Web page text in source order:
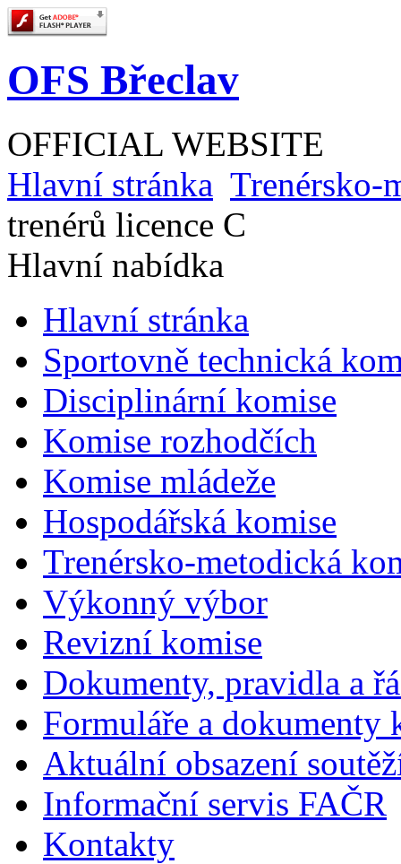
OFS Břeclav
OFFICIAL WEBSITE
Hlavní stránka Trenérsko-
trenérů licence C
Hlavní nabídka
Hlavní stránka
Sportovně technická
Disciplinární komise
Komise rozhodčích
Komise mládeže
Hospodářská komise
Trenérsko-metodická
Výkonný výbor
Revizní komise
Dokumenty, pravidla a
Formuláře a dokumenty
Aktuální obsazení
Informační servis FAČR
Kontakty